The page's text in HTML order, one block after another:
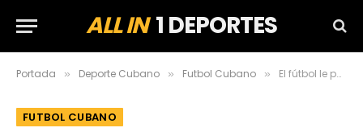
ALL IN1 DEPORTES
Portada » Deporte Cubano » Futbol Cubano » El fútbol le pasó la cuenta a Yunelis Castillo
FUTBOL CUBANO